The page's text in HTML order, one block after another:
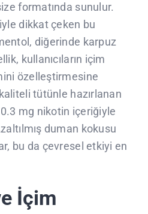
formatında sunulur.
dikkat çeken bu
diğerinde karpuz
kullanıcıların içim
özelleştirmesine
tütünle hazırlanan
mg nikotin içeriğiyle
duman kokusu
bu da çevresel etkiyi en
İçim